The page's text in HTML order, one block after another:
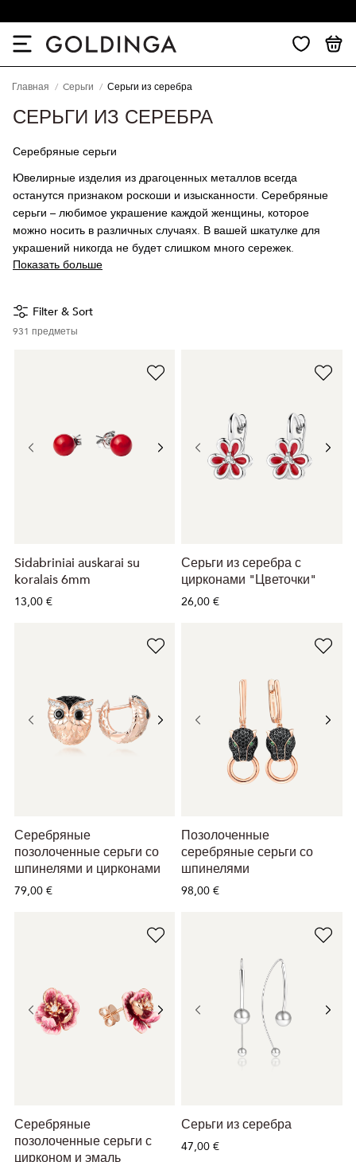
Главная Cерьги Серьги из серебра
СЕРЬГИ ИЗ СЕРЕБРА
Серебряные серьги
Ювелирные изделия из драгоценных металлов всегда
останутся признаком роскоши и изысканности. Серебряные
серьги – любимое украшение каждой женщины, которое
можно носить в различных случаях. В вашей шкатулке для
украшений никогда не будет слишком много сережек.
Показать больше
Sidabriniai auskarai su
koralais 6mm
13,00 €
Серьги из серебра с
цирконами "Цветочки"
26,00 €
Серебряные
позолоченные серьги со
шпинелями и цирконами
79,00 €
Позолоченные
серебряные серьги со
шпинелями
98,00 €
Серебряные
позолоченные серьги с
цирконом и эмаль
Серьги из серебра
47,00 €
Filter & Sort
931 предметы